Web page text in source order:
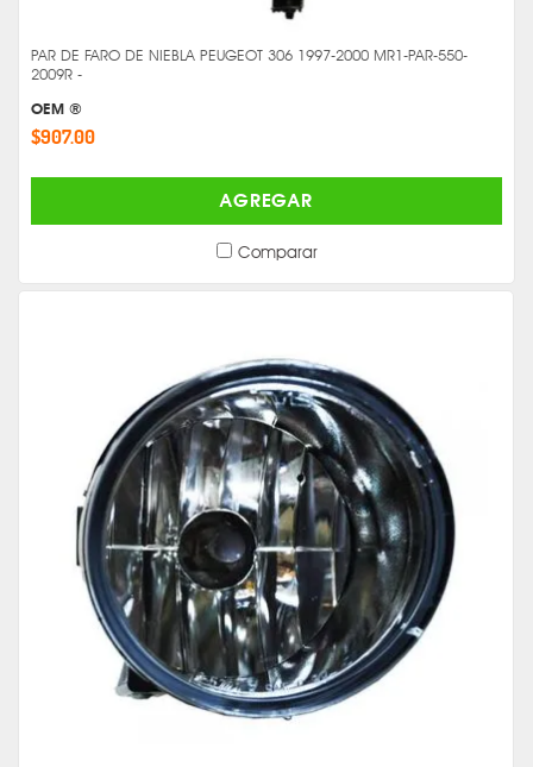
PAR DE FARO DE NIEBLA PEUGEOT 306 1997-2000 MR1-PAR-550-
2009R -
OEM ®
$907.00
AGREGAR
Comparar